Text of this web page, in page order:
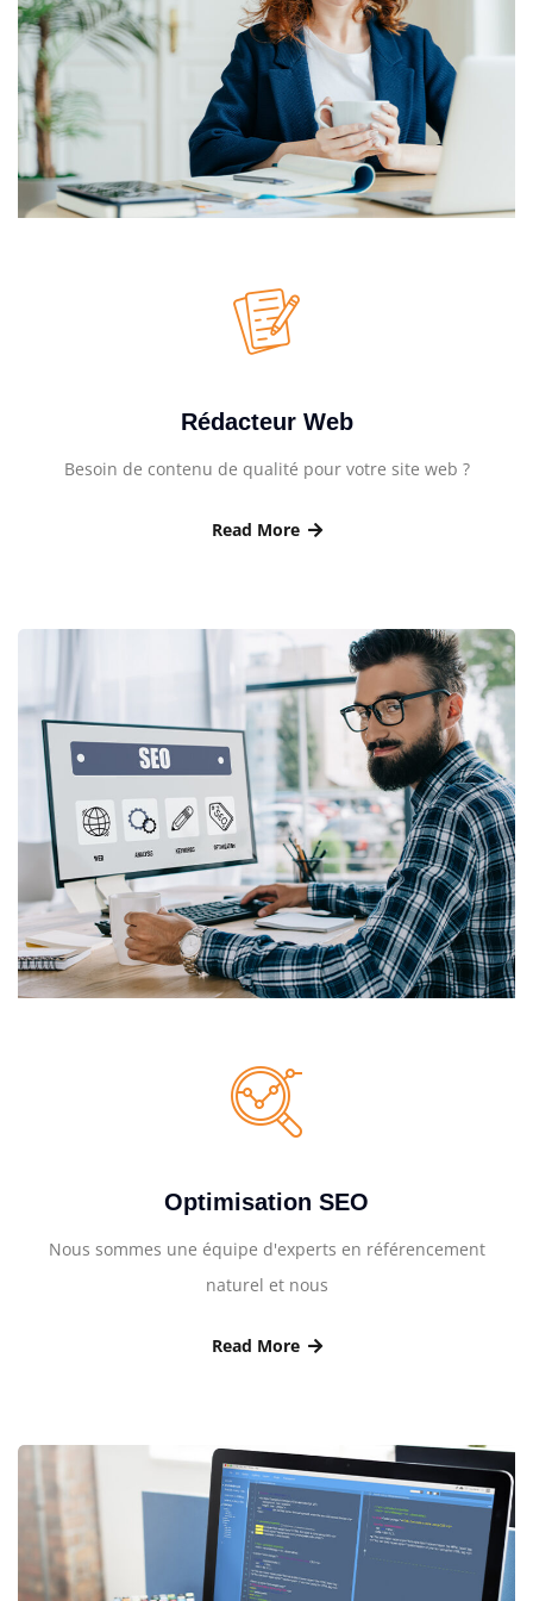
Rédacteur Web
Besoin de contenu de qualité pour votre site web ?
Read More
Optimisation SEO
Nous sommes une équipe d'experts en référencement
naturel et nous
Read More